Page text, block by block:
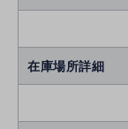
在庫場所詳細